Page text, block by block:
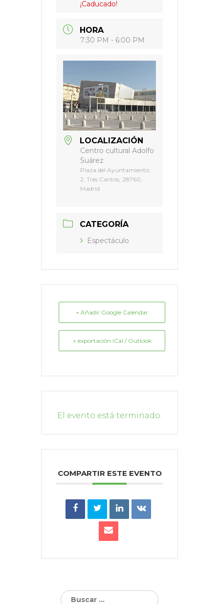
¡Caducado!
HORA
7:30 PM - 6:00 PM
LOCALIZACIÓN
Centro cultural Adolfo
Suárez
Plaza del Ayuntamiento,
2, Tres Cantos, 28760,
Madrid
CATEGORÍA
Espectáculo
+ Añadir Google Calendar
+ exportación iCal / Outlook
El evento está terminado.
COMPARTIR ESTE EVENTO
Buscar: